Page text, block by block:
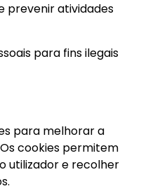
prevenir atividades
para fins ilegais
para melhorar a
cookies permitem
utilizador e recolher